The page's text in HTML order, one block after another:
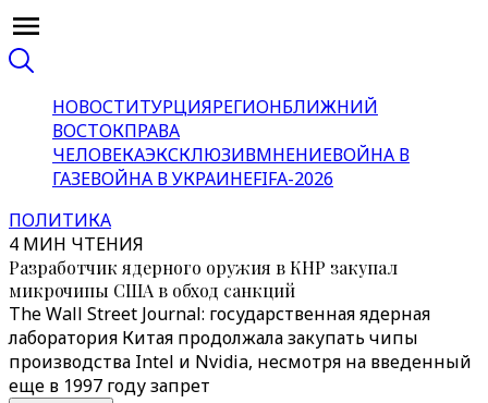
НОВОСТИТУРЦИЯРЕГИОНБЛИЖНИЙ
ВОСТОКПРАВА
ЧЕЛОВЕКАЭКСКЛЮЗИВМНЕНИЕВОЙНА В
ГАЗЕВОЙНА В УКРАИНЕFIFA-2026
ПОЛИТИКА
4 МИН ЧТЕНИЯ
Разработчик ядерного оружия в КНР закупал
микрочипы США в обход санкций
The Wall Street Journal: государственная ядерная
лаборатория Китая продолжала закупать чипы
производства Intel и Nvidia, несмотря на введенный
еще в 1997 году запрет